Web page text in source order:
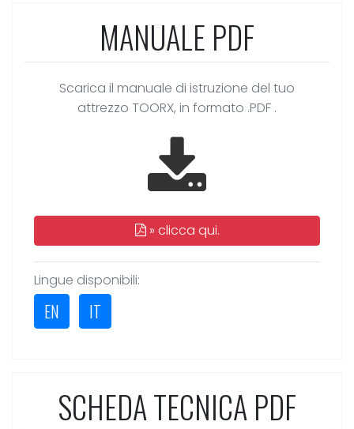
MANUALE PDF
Scarica il manuale di istruzione del tuo
attrezzo TOORX, in formato .PDF .
» clicca qui.
Lingue disponibili:
EN IT
SCHEDA TECNICA PDF